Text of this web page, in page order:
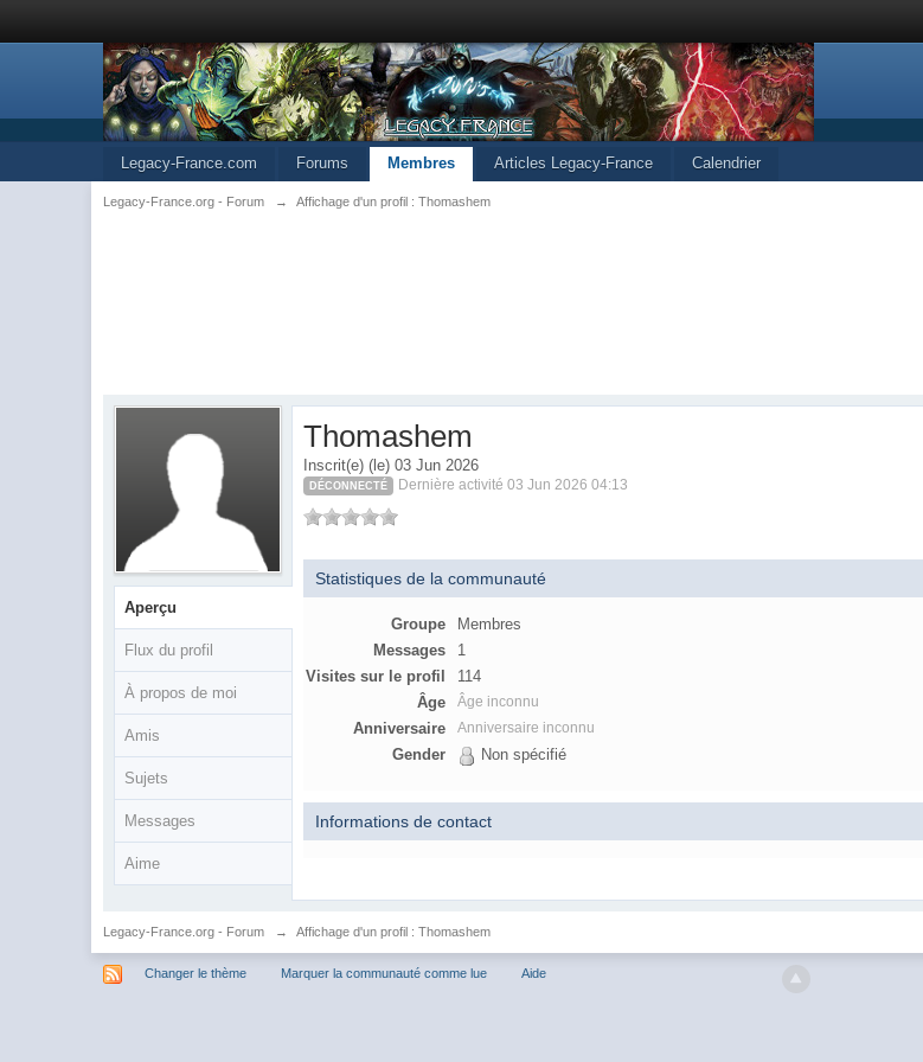
Legacy-France.com Forums Membres Articles Legacy-France Calendrier
Legacy-France.org - Forum → Affichage d'un profil : Thomashem
Aperçu
Flux du profil
À propos de moi
Amis
Sujets
Messages
Aime
Thomashem
Inscrit(e) (le) 03 Jun 2026
DÉCONNECTÉ Dernière activité 03 Jun 2026 04:13
Statistiques de la communauté
Groupe
Membres
Messages
1
Visites sur le profil
114
Âge
Âge inconnu
Anniversaire Anniversaire inconnu
Gender Non spécifié
Informations de contact
Legacy-France.org - Forum → Affichage d'un profil : Thomashem
Changer le thème Marquer la communauté comme lue Aide